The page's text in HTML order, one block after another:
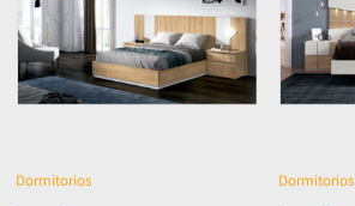
Dormitorios
Dormitorios